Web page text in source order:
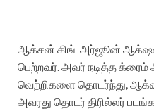
ஆக்சன் கிங் அர்ஜூன்
பெற்றவர். அவர் நடித்த
வெற்றிகளை தொடர்ந்து,
அவரது தொடர் திரில்லர்